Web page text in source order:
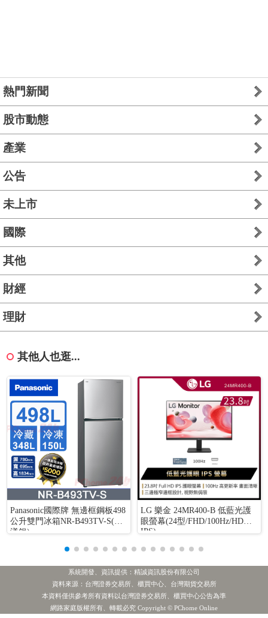
熱門新聞
股市動態
產業
公告
未上市
國際
其他
財經
理財
其他人也逛...
Panasonic國際牌 無邊框鋼板498
公升雙門冰箱NR-B493TV-S(晶
漾銀)
LG 樂金 24MR400-B 低藍光護
眼螢幕(24型/FHD/100Hz/HDMI/
IPS)
系統開發、資訊提供：精誠資訊股份有限公司
資料來源：台灣證券交易所、櫃買中心、台灣期貨交易所
本資料僅供參考所有資料以台灣證券交易所、櫃買中心公告為準
網路家庭版權所有、轉載必究 Copyright © PChome Online